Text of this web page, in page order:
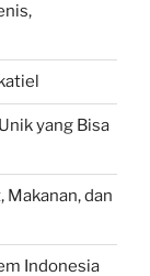
yang Bisa
dan
Indonesia